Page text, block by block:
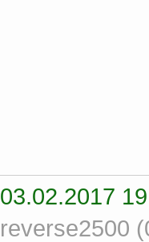
03.02.2017
reverse2500